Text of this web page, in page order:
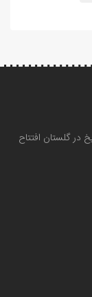
گلستان افتتاح